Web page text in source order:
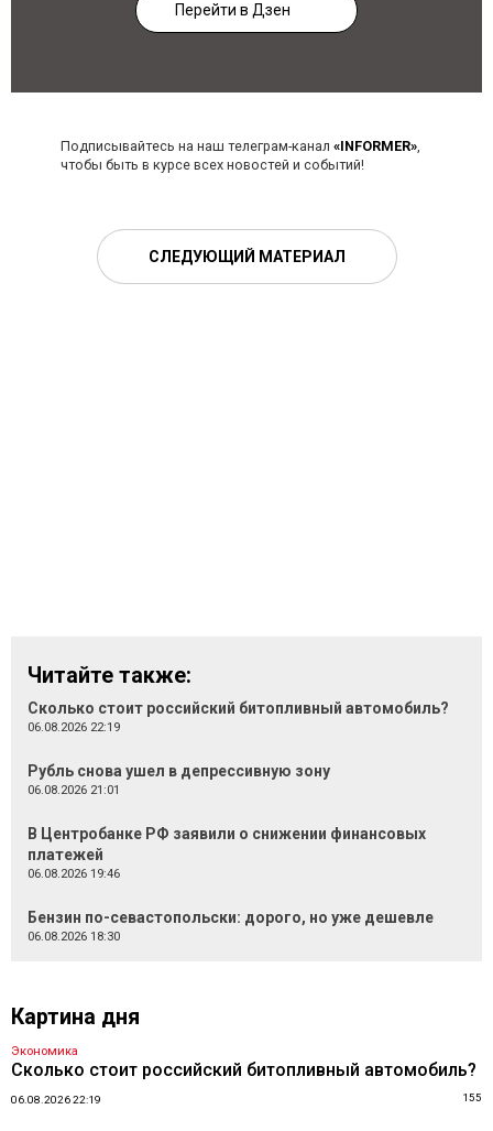
Перейти в Дзен
Подписывайтесь на наш телеграм-канал «INFORMER»,
чтобы быть в курсе всех новостей и событий!
СЛЕДУЮЩИЙ МАТЕРИАЛ
Читайте также:
Сколько стоит российский битопливный автомобиль?
06.08.2026 22:19
Рубль снова ушел в депрессивную зону
06.08.2026 21:01
В Центробанке РФ заявили о снижении финансовых
платежей
06.08.2026 19:46
Бензин по-севастопольски: дорого, но уже дешевле
06.08.2026 18:30
Картина дня
Экономика
Сколько стоит российский битопливный автомобиль?
06.08.2026 22:19 155